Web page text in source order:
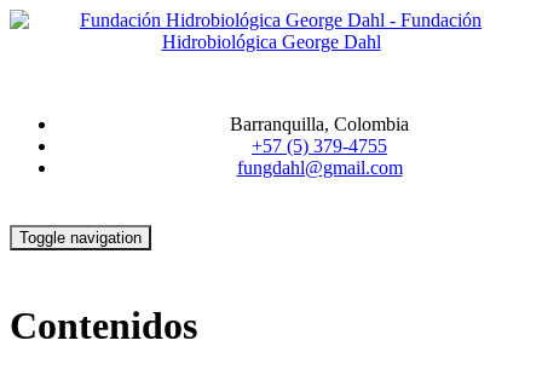
Barranquilla, Colombia
+57 (5) 379-4755
fungdahl@gmail.com
Toggle navigation
Contenidos